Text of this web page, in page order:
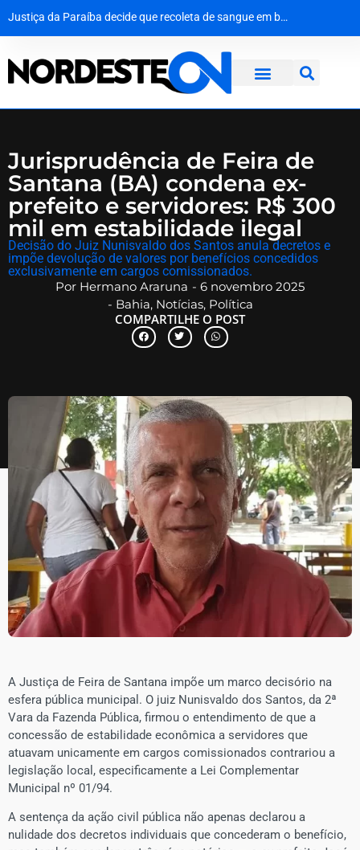
Justiça da Paraíba decide que recoleta de sangue em bebê é medida de segurança e não gera dano moral
Agevisa celebra Dia Nacional da Vigilância Sanitária e reforça compromisso com a defesa da saúde pública
Do palco do ‘É o Tchan’ aos canteiros de obras no Canadá: a virada de vida de JacaréO silêncio que ecoa há oito décadas: Hiroshima homenageia vítimas no 81º aniversário do ataque atômico
Jurisprudência de Feira de
Santana (BA) condena ex-
prefeito e servidores: R$ 300
mil em estabilidade ilegal
​Decisão do Juiz Nunisvaldo dos Santos anula decretos e
impõe devolução de valores por benefícios concedidos
exclusivamente em cargos comissionados.
Por Hermano Araruna - 6 novembro 2025
- Bahia, Notícias, Política
COMPARTILHE O POST
A Justiça de Feira de Santana impõe um marco decisório na
esfera pública municipal. O juiz Nunisvaldo dos Santos, da 2ª
Vara da Fazenda Pública, firmou o entendimento de que a
concessão de estabilidade econômica a servidores que
atuavam unicamente em cargos comissionados contrariou a
legislação local, especificamente a Lei Complementar
Municipal nº 01/94.
​A sentença da ação civil pública não apenas declarou a
nulidade dos decretos individuais que concederam o benefício,